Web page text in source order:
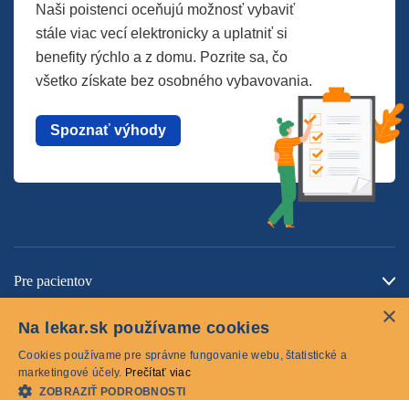
Naši poistenci oceňujú možnosť vybaviť
stále viac vecí elektronicky a uplatniť si
benefity rýchlo a z domu. Pozrite sa, čo
všetko získate bez osobného vybavovania.
Spoznať výhody
Pre pacientov
Cookies
×
Na lekar.sk používame cookies
Cookies používame pre správne fungovanie webu, štatistické a
marketingové účely. Prečítať viac
ZOBRAZIŤ PODROBNOSTI